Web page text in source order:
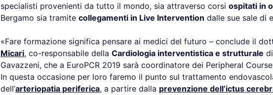
specialisti provenienti da tutto il mondo, sia attraverso corsi ospitati in
Bergamo sia tramite collegamenti in Live Intervention dalle sue sale di
«Fare formazione significa pensare ai medici del futuro – conclude il
Micari, co-responsabile della Cardiologia interventistica e strutturale
Gavazzeni, che a EuroPCR 2019 sarà coordinatore dei Peripheral
In questa occasione per loro faremo il punto sul trattamento
dell’arteriopatia periferica, a partire dalla prevenzione dell’ictus